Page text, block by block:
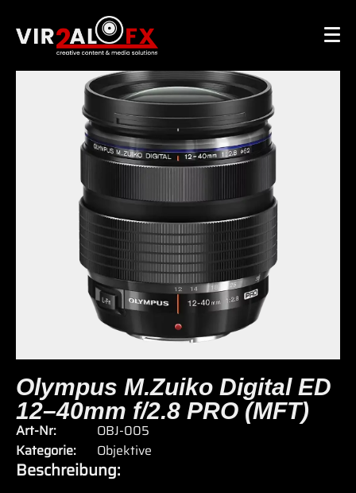
Olympus M.Zuiko Digital ED
12–40mm f/2.8 PRO (MFT)
Art-Nr:
OBJ-005
Kategorie:
Objektive
Beschreibung: